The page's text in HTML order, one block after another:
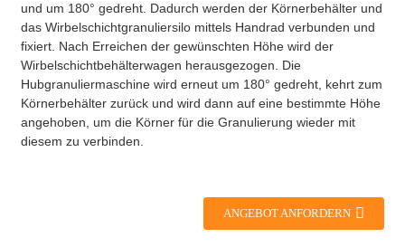
und um 180° gedreht. Dadurch werden der Körnerbehälter und
das Wirbelschichtgranuliersilo mittels Handrad verbunden und
fixiert. Nach Erreichen der gewünschten Höhe wird der
Wirbelschichtbehälterwagen herausgezogen. Die
Hubgranuliermaschine wird erneut um 180° gedreht, kehrt zum
Körnerbehälter zurück und wird dann auf eine bestimmte Höhe
angehoben, um die Körner für die Granulierung wieder mit
diesem zu verbinden.
ANGEBOT ANFORDERN